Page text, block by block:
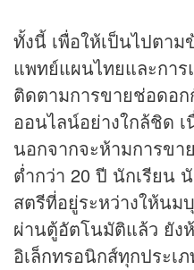
ทั้งนี้ เพื่อให้เป็นไปตา
แพทย์แผนไทยและการ
ติดตามการขายช่อดอ
ออนไลน์อย่างใกล้ชิด
นอกจากจะห้ามการข
ต่ำกว่า 20 ปี นักเรียน
สตรีที่อยู่ระหว่างให้น
ผ่านตู้อัตโนมัติแล้ว ยัง
อิเล็กทรอนิกส์ทุกประเ